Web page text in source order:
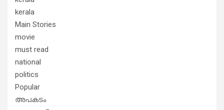
kerala
Main Stories
movie
must read
national
politics
Popular
അപകടം